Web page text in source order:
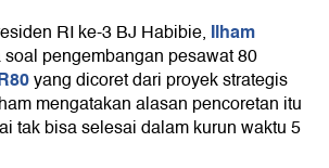
RI ke-3 BJ Habibie, Ilham
soal pengembangan pesawat 80
yang dicoret dari proyek strategis
mengatakan alasan pencoretan itu
tak bisa selesai dalam kurun waktu 5